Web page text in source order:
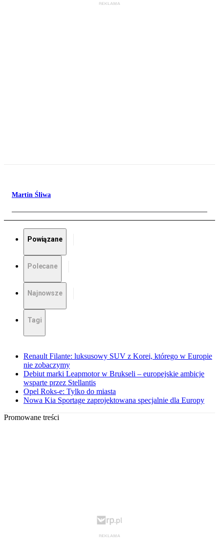
Martin Śliwa
Powiązane
Polecane
Najnowsze
Tagi
Renault Filante: luksusowy SUV z Korei, którego w Europie
nie zobaczymy
Debiut marki Leapmotor w Brukseli – europejskie ambicje
wsparte przez Stellantis
Opel Roks-e: Tylko do miasta
Nowa Kia Sportage zaprojektowana specjalnie dla Europy
Promowane treści